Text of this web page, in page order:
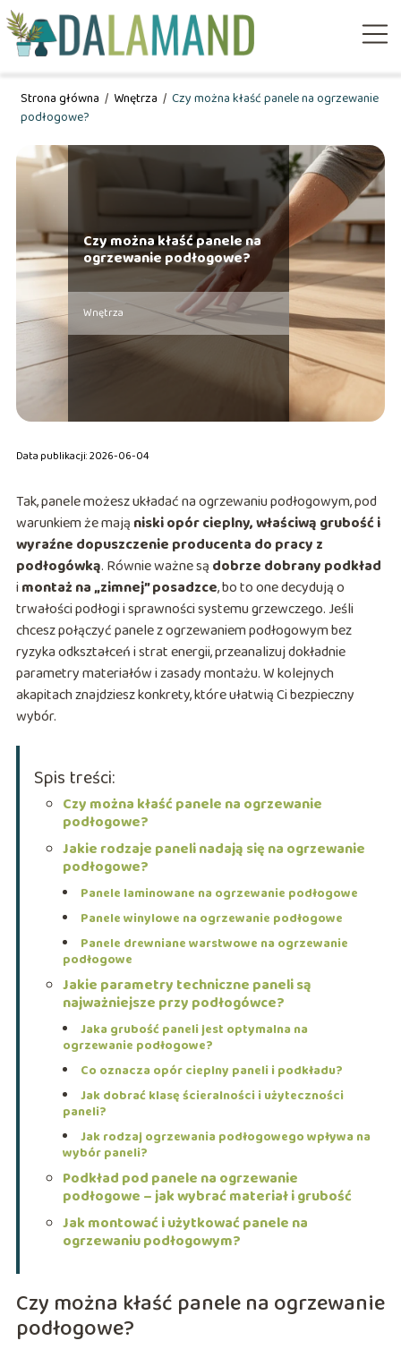
Strona główna / Wnętrza / Czy można kłaść panele na ogrzewanie
podłogowe?
Czy można kłaść panele na
ogrzewanie podłogowe?
Wnętrza
Data publikacji: 2026-06-04
Tak, panele możesz układać na ogrzewaniu podłogowym, pod
warunkiem że mają niski opór cieplny, właściwą grubość i
wyraźne dopuszczenie producenta do pracy z
podłogówką. Równie ważne są dobrze dobrany podkład
i montaż na „zimnej” posadzce, bo to one decydują o
trwałości podłogi i sprawności systemu grzewczego. Jeśli
chcesz połączyć panele z ogrzewaniem podłogowym bez
ryzyka odkształceń i strat energii, przeanalizuj dokładnie
parametry materiałów i zasady montażu. W kolejnych
akapitach znajdziesz konkrety, które ułatwią Ci bezpieczny
wybór.
Spis treści:
Czy można kłaść panele na ogrzewanie
podłogowe?
Jakie rodzaje paneli nadają się na ogrzewanie
podłogowe?
Panele laminowane na ogrzewanie podłogowe
Panele winylowe na ogrzewanie podłogowe
Panele drewniane warstwowe na ogrzewanie
podłogowe
Jakie parametry techniczne paneli są
najważniejsze przy podłogówce?
Jaka grubość paneli jest optymalna na
ogrzewanie podłogowe?
Co oznacza opór cieplny paneli i podkładu?
Jak dobrać klasę ścieralności i użyteczności
paneli?
Jak rodzaj ogrzewania podłogowego wpływa na
wybór paneli?
Podkład pod panele na ogrzewanie
podłogowe – jak wybrać materiał i grubość
Jak montować i użytkować panele na
ogrzewaniu podłogowym?
Czy można kłaść panele na ogrzewanie
podłogowe?